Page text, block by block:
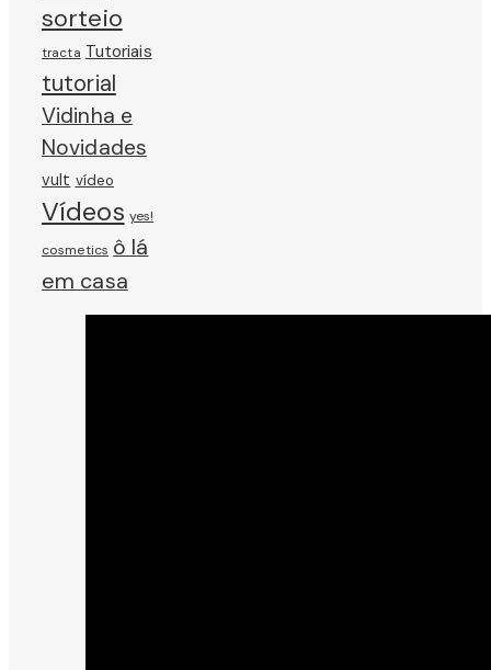
sorteio
tracta Tutoriais
tutorial
Vidinha e
Novidades
vult vídeo
Vídeos yes!
cosmetics ô lá
em casa